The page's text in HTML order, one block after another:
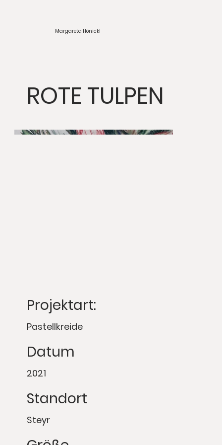
Margareta Hönickl
itle
ROTE TULPEN
Projektart:
Pastellkreide
Datum
2021
Standort
Steyr